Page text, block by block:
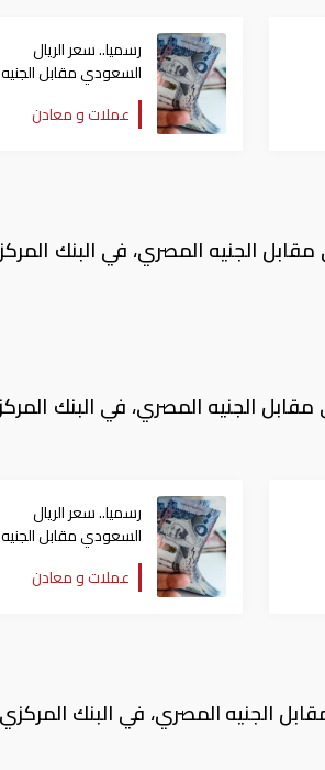
رسميا.. سعر الريال
السعودي مقابل الجنيه
المصري اليوم الأحد
عملات و معادن
رسميا.. سعر الريال
السعودي مقابل الجنيه
المصري اليوم الأحد
عملات و معادن